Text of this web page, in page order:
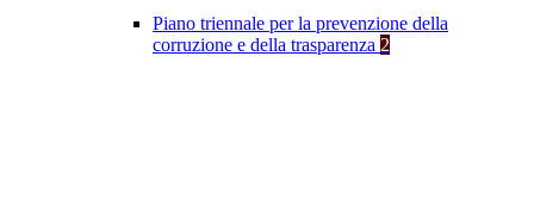
Piano triennale per la prevenzione della
corruzione e della trasparenza 2